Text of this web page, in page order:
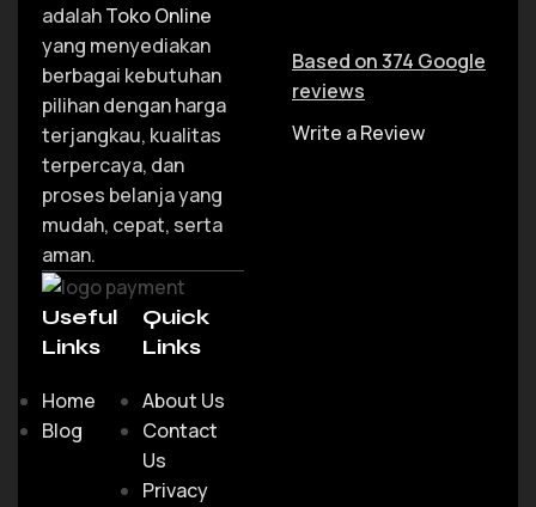
adalahToko Online
yang menyediakan
berbagai kebutuhan
pilihan dengan harga
terjangkau, kualitas
terpercaya, dan
proses belanja yang
mudah, cepat, serta
aman.
Useful
Links
Home
Blog
Quick
Links
About Us
Contact
Us
Privacy
Based on 374 Google
reviews
Write a Review